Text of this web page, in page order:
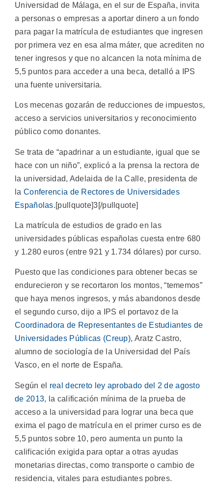
Universidad de Málaga, en el sur de España, invita
a personas o empresas a aportar dinero a un fondo
para pagar la matrícula de estudiantes que ingresen
por primera vez en esa alma máter, que acrediten no
tener ingresos y que no alcancen la nota mínima de
5,5 puntos para acceder a una beca, detalló a IPS
una fuente universitaria.
Los mecenas gozarán de reducciones de impuestos,
acceso a servicios universitarios y reconocimiento
público como donantes.
Se trata de “apadrinar a un estudiante, igual que se
hace con un niño”, explicó a la prensa la rectora de
la universidad, Adelaida de la Calle, presidenta de
la Conferencia de Rectores de Universidades
Españolas.[pullquote]3[/pullquote]
La matrícula de estudios de grado en las
universidades públicas españolas cuesta entre 680
y 1.280 euros (entre 921 y 1.734 dólares) por curso.
Puesto que las condiciones para obtener becas se
endurecieron y se recortaron los montos, “tememos”
que haya menos ingresos, y más abandonos desde
el segundo curso, dijo a IPS el portavoz de la
Coordinadora de Representantes de Estudiantes de
Universidades Públicas (Creup), Aratz Castro,
alumno de sociología de la Universidad del País
Vasco, en el norte de España.
Según el real decreto ley aprobado del 2 de agosto
de 2013, la calificación mínima de la prueba de
acceso a la universidad para lograr una beca que
exima el pago de matrícula en el primer curso es de
5,5 puntos sobre 10, pero aumenta un punto la
calificación exigida para optar a otras ayudas
monetarias directas, como transporte o cambio de
residencia, vitales para estudiantes pobres.